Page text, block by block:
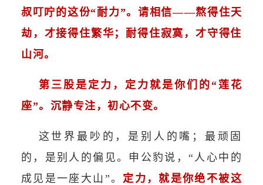
叔叮咛的这份“耐力”。请相信——熬得住天
劫，才接得住繁华；耐得住寂寞，才守得住
山河。
第三股是定力，定力就是你们的“莲花
座”。沉静专注，初心不变。
这世界最吵的，是别人的嘴；最顽固
的，是别人的偏见。申公豹说，“人心中的
成见是一座大山”。 定力，就是你绝不被这